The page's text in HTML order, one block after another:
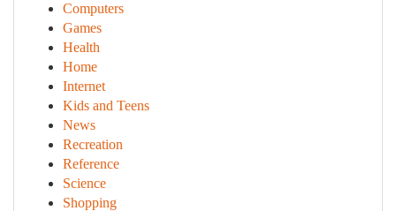
Computers
Games
Health
Home
Internet
Kids and Teens
News
Recreation
Reference
Science
Shopping